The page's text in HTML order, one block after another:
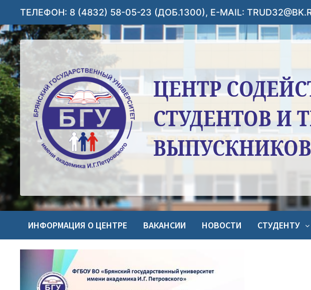
Перейти
содержимому
ТЕЛЕФОН: 8 (4832) 58-05-23 (ДОБ.1300), E-MAIL:
ИНФОРМАЦИЯ О ЦЕНТРЕ ВАКАНСИИ НОВОСТИ СТУДЕНТУ